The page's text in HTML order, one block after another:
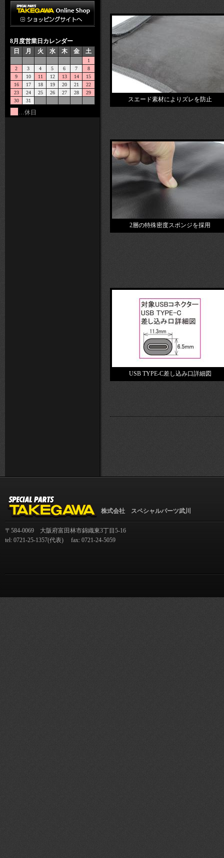
8月度営業日カレンダー
日
月 火 水 木 金 土
1
2
3 4 5 6 7
8
9
10 11 12 13 14
15
16
17 18 19 20 21
22
23
24 25 26 27 28
29
30
31
…休日
スエード素材によりズレを防止
2層の特殊密度スポンジを採用
USB TYPE-C差し込み口詳細図
株式会社 スペシャルパーツ武川
〒584-0069 大阪府富田林市錦織東3丁目5-16
tel: 0721-25-1357(代表) fax: 0721-24-5059